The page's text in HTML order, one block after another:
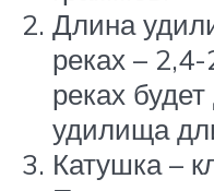
Длина
реках –
реках
удилища
Катушка –